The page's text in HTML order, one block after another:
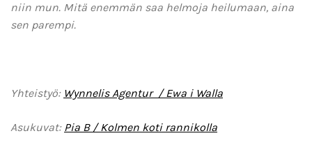
niin mun. Mitä enemmän saa helmoja heilumaan, aina
sen parempi.
Yhteistyö: Wynnelis Agentur / Ewa i Walla
Asukuvat: Pia B / Kolmen koti rannikolla